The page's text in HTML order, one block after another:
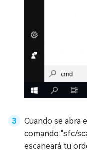
Cuando se abra
comando "sfc/
escaneará tu